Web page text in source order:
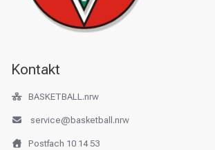
Kontakt
BASKETBALL.nrw
service@basketball.nrw
Postfach 10 14 53